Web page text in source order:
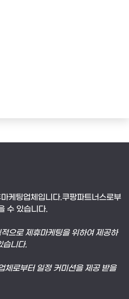
케팅업체입니다.쿠팡파트너스로부
수 있습니다.
으로 제휴마케팅을 위하여 제공하
습니다.
체로부터 일정 커미션을 제공 받을